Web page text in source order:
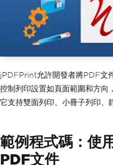
jPDFPrint允許開發者將PDF文
控制列印設置如頁面範圍和方向
它支持雙面列印、小冊子列印、
範例程式碼：使
PDF文件